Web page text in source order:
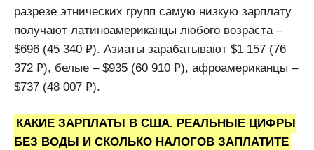
разрезе этнических групп самую низкую зарплату
получают латиноамериканцы любого возраста –
$696 (45 340 ₽). Азиаты зарабатывают $1 157 (76
372 ₽), белые – $935 (60 910 ₽), афроамериканцы –
$737 (48 007 ₽).
КАКИЕ ЗАРПЛАТЫ В США. РЕАЛЬНЫЕ ЦИФРЫ
БЕЗ ВОДЫ И СКОЛЬКО НАЛОГОВ ЗАПЛАТИТЕ